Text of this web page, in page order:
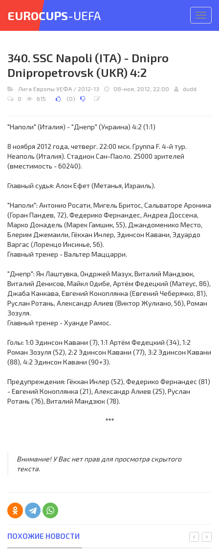
меню
EUROCUPS-UEFA
340. SSC Napoli (ITA) - Dnipro
Dnipropetrovsk (UKR) 4:2
Лига Европы УЕФА / 2012-13 08-ноя, 2012, 22:00
dudd
0
615 (0)
"Наполи" (Италия) - "Днепр" (Украина) 4:2 (1:1)
8 ноября 2012 года, четверг. 22:00 мск. Группа F. 4-й тур.
Неаполь (Италия). Стадион Сан-Паоло. 25000 зрителей
(вместимость - 60240).
Главный судья: Алон Ефет (Метанья, Израиль).
"Наполи": Антонио Росати, Мигель Бритос, Сальваторе Ароника
(Горан Пандев, 72), Федерико Фернандес, Андреа Доссена,
Марко Донадель (Марек Гамшик, 55), Джандоменико Место,
Блерим Джемаили, Гёкхан Инлер, Эдинсон Кавани, Эдуардо
Варгас (Лоренцо Инсинье, 56).
Главный тренер - Вальтер Маццарри.
"Днепр": Ян Лаштувка, Ондржей Мазух, Виталий Мандзюк,
Виталий Денисов, Майкл Одибе, Артём Федецкий (Матеус, 86),
Джаба Канкава, Евгений Коноплянка (Евгений Чеберячко, 81),
Руслан Ротань, Александр Алиев (Виктор Жулиано, 56), Роман
Зозуля.
Главный тренер - Хуанде Рамос.
Голы: 1:0 Эдинсон Кавани (7), 1:1 Артём Федецкий (34), 1:2
Роман Зозуля (52), 2:2 Эдинсон Кавани (77), 3:2 Эдинсон Кавани
(88), 4:2 Эдинсон Кавани (90+3).
Предупреждения: Гёкхан Инлер (52), Федерико Фернандес (81)
- Евгений Коноплянка (21), Александр Алиев (25), Руслан
Ротань (76), Виталий Мандзюк (78).
***
Внимание! У Вас нет прав для просмотра скрытого
текста.
ПОХОЖИЕ НОВОСТИ